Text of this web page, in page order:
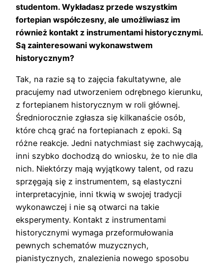
studentom. Wykładasz przede wszystkim
fortepian współczesny, ale umożliwiasz im
również kontakt z instrumentami historycznymi.
Są zainteresowani wykonawstwem
historycznym?
Tak, na razie są to zajęcia fakultatywne, ale
pracujemy nad utworzeniem odrębnego kierunku,
z fortepianem historycznym w roli głównej.
Średniorocznie zgłasza się kilkanaście osób,
które chcą grać na fortepianach z epoki. Są
różne reakcje. Jedni natychmiast się zachwycają,
inni szybko dochodzą do wniosku, że to nie dla
nich. Niektórzy mają wyjątkowy talent, od razu
sprzęgają się z instrumentem, są elastyczni
interpretacyjnie, inni tkwią w swojej tradycji
wykonawczej i nie są otwarci na takie
eksperymenty. Kontakt z instrumentami
historycznymi wymaga przeformułowania
pewnych schematów muzycznych,
pianistycznych, znalezienia nowego sposobu